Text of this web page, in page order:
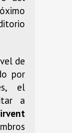
de
por
el
a